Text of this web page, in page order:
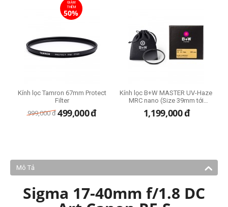
GIẢM
THÊM
50%
Kính lọc Tamron 67mm Protect
Filter
999,000 đ 499,000đ
Kính lọc B+W MASTER UV-Haze
MRC nano (Size 39mm tới
95mm)
1,199,000đ
Mô Tả
Sigma 17-40mm f/1.8 DC